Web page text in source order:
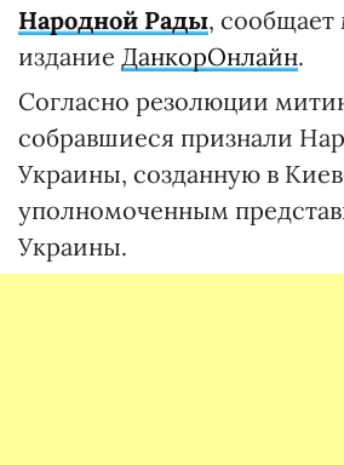
Народной Рады, сообщает
издание ДанкорОнлайн.
Согласно резолюции
собравшиеся признали
Украины, созданную в
уполномоченным
Украины.